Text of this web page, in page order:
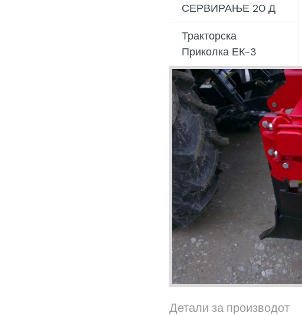
СЕРВИРАЊЕ 20 Д
Тракторска
Приколка ЕК-3
Детали за производот